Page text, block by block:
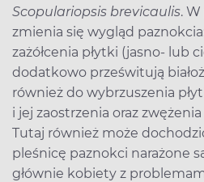
Scopulariopsis brevicaulis.
zmienia się wygląd
zażółcenia płytki (jasno- lub
dodatkowo prześwitują
również do wybrzuszenia
i jej zaostrzenia oraz
Tutaj również może
pleśnicę paznokci narażone
głównie kobiety z